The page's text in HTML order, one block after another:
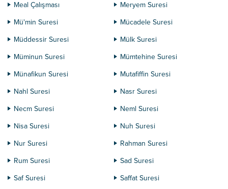
Meal Çalışması
Meryem Suresi
Mü'min Suresi
Mücadele Suresi
Müddessir Suresi
Mülk Suresi
Müminun Suresi
Mümtehine Suresi
Münafikun Suresi
Mutafiffin Suresi
Nahl Suresi
Nasr Suresi
Necm Suresi
Neml Suresi
Nisa Suresi
Nuh Suresi
Nur Suresi
Rahman Suresi
Rum Suresi
Sad Suresi
Saf Suresi
Saffat Suresi